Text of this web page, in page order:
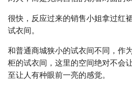
很快，反应过来的销售小姐拿过红
试衣间。
和普通商城狭小的试衣间不同，作
柜的试衣间，这里的空间绝对不会
至让人有种眼前一亮的感觉。